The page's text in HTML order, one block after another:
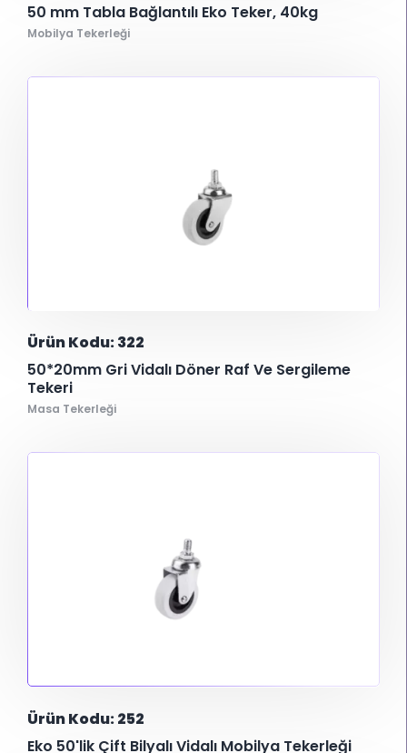
50 mm Tabla Bağlantılı Eko Teker, 40kg
Mobilya Tekerleği
Ürün Kodu: 322
50*20mm Gri Vidalı Döner Raf Ve Sergileme
Tekeri
Masa Tekerleği
Ürün Kodu: 252
Eko 50'lik Çift Bilyalı Vidalı Mobilya Tekerleği